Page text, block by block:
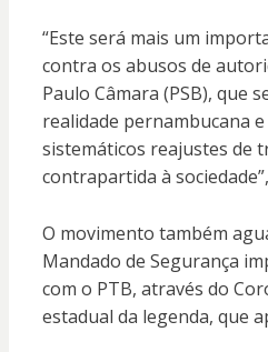
“Este será mais um
contra os abusos de
Paulo Câmara (PSB), que
realidade pernambucana
sistemáticos reajustes de
contrapartida à
O movimento também
Mandado de Segurança
com o PTB, através do
estadual da legenda, que